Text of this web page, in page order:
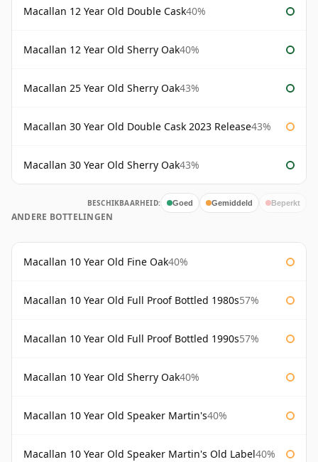
Macallan 12 Year Old Double Cask40%
Macallan 12 Year Old Sherry Oak40%
Macallan 25 Year Old Sherry Oak43%
Macallan 30 Year Old Double Cask 2023 Release43%
Macallan 30 Year Old Sherry Oak43%
BESCHIKBAARHEID: Goed Gemiddeld Beperkt
ANDERE BOTTELINGEN
Macallan 10 Year Old Fine Oak40%
Macallan 10 Year Old Full Proof Bottled 1980s57%
Macallan 10 Year Old Full Proof Bottled 1990s57%
Macallan 10 Year Old Sherry Oak40%
Macallan 10 Year Old Speaker Martin's40%
Macallan 10 Year Old Speaker Martin's Old Label40%